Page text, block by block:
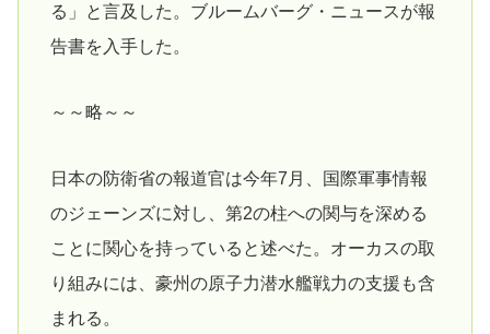
る」と言及した。ブルームバーグ・ニュースが報
告書を入手した。
～～略～～
日本の防衛省の報道官は今年7月、国際軍事情報
のジェーンズに対し、第2の柱への関与を深める
ことに関心を持っていると述べた。オーカスの取
り組みには、豪州の原子力潜水艦戦力の支援も含
まれる。